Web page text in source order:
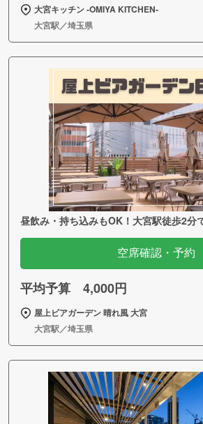
大宮キッチン ‐OMIYA KITCHEN‐
大宮駅／埼玉県
昼飲み・持ち込みもOK！大宮駅徒歩2分
空席確認・予約
平均予算 4,000円
屋上ビアガーデン 晴れ風 大宮
大宮駅／埼玉県